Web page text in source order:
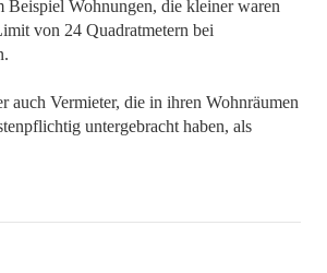
Beispiel Wohnungen, die kleiner waren
von 24 Quadratmetern bei
auch Vermieter, die in ihren Wohnräumen
untergebracht haben, als